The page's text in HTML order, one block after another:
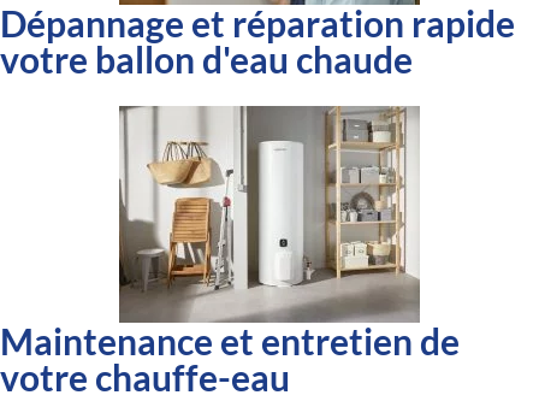
Dépannage et réparation rapide
votre ballon d'eau chaude
Maintenance et entretien de
votre chauffe-eau